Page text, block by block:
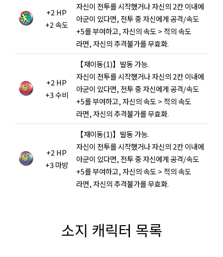
+2 HP
+2 속도
자신이 전투를 시작했거나 자신의 2칸 이내에
아군이 있다면, 전투 중 자신에게 공격/속도
+5를 부여하고, 자신의 속도 > 적의 속도
라면, 자신의 추격불가를 무효화.
+2 HP
+3 수비
【재이동(1)】발동 가능.
자신이 전투를 시작했거나 자신의 2칸 이내에
아군이 있다면, 전투 중 자신에게 공격/속도
+5를 부여하고, 자신의 속도 > 적의 속도
라면, 자신의 추격불가를 무효화.
+2 HP
+3 마방
【재이동(1)】발동 가능.
자신이 전투를 시작했거나 자신의 2칸 이내에
아군이 있다면, 전투 중 자신에게 공격/속도
+5를 부여하고, 자신의 속도 > 적의 속도
라면, 자신의 추격불가를 무효화.
소지 캐릭터 목록